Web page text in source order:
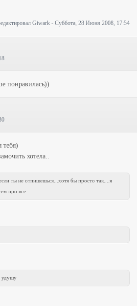
Giwark - Суббота, 28 Июня 2008, 17:54
понравилась))
тебя)
хотела..
ты не отпишешься...хотя бы просто так....я
про все
удушу